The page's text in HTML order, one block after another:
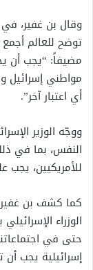
وقال بن غفير،
توضح للعالم
مضيفاً: “يجب أن
مواطني إسرائيل
أي اعتبار آخر”.
ووجّه الوزير
النفس، بما في
للأمريكيين، يجب
كما كشف بن
الوزراء
حتى في
إسرائيلية يجب أن